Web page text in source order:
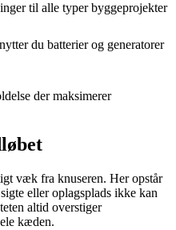
til alle typer byggeprojekter
du batterier og generatorer
der maksimerer
væk fra knuseren. Her opstår
eller oplagsplads ikke kan
altid overstiger
kæden.